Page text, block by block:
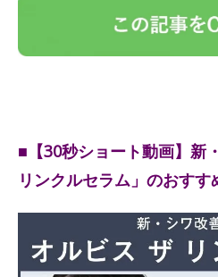
■【30秒ショート動画】新
リンクルセラム」のおすす